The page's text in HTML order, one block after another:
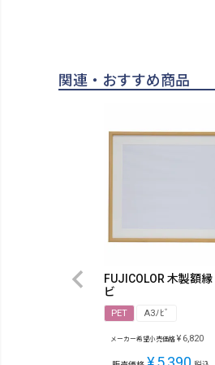
関連・おすすめ商品
FUJICOLOR 木製額
ビ
PET A3ﾉﾋﾞ
メーカー希望小売価格 ¥ 6,820